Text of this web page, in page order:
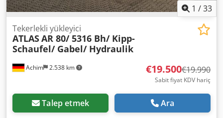
1 /33
Achim 2.538 km
Tekerlekli yükleyici
ATLASAR 80/ 5316 Bh/ Kipp-
Schaufel/ Gabel/ Hydraulik
€19.500€19.990
Sabit fiyat KDV hariç
Talep etmek Ara